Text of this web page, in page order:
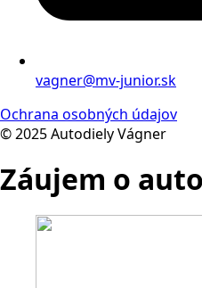
vagner@mv-junior.sk
Ochrana osobných údajov
© 2025 Autodiely Vágner
Záujem o